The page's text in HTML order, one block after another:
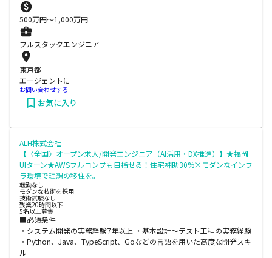
500万円〜1,000万円
フルスタックエンジニア
東京都
エージェントに
お問い合わせする
お気に入り
ALH株式会社
【〈全国〉オープン求人/開発エンジニア（AI活用・DX推進）】★福岡
UIターン★AWSフルコンプも目指せる！住宅補助30%×モダンなインフ
ラ環境で理想の移住を。
転勤なし
モダンな技術を採用
技術試験なし
残業20時間以下
5名以上募集
■必須条件
・システム開発の実務経験7年以上 ・基本設計～テスト工程の実務経験
・Python、Java、TypeScript、Goなどの言語を用いた高度な開発スキ
ル